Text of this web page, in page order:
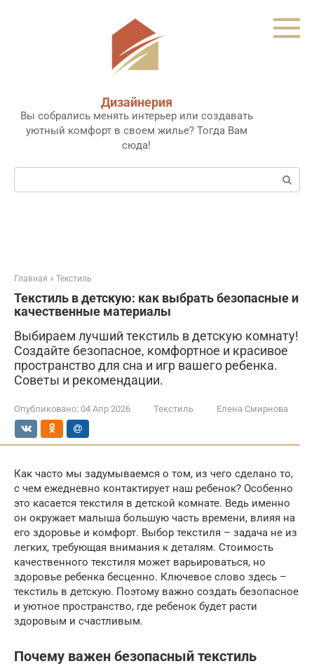
Дизайнерия
Вы собрались менять интерьер или создавать
уютный комфорт в своем жилье? Тогда Вам
сюда!
Поиск:
Главная » Текстиль
Текстиль в детскую: как выбрать безопасные и
качественные материалы
Выбираем лучший текстиль в детскую комнату!
Создайте безопасное, комфортное и красивое
пространство для сна и игр вашего ребенка.
Советы и рекомендации.
Опубликовано: 04 Апр 2026 Текстиль Елена Смирнова
Как часто мы задумываемся о том, из чего сделано то,
с чем ежедневно контактирует наш ребенок? Особенно
это касается текстиля в детской комнате. Ведь именно
он окружает малыша большую часть времени, влияя на
его здоровье и комфорт. Выбор текстиля – задача не из
легких, требующая внимания к деталям. Стоимость
качественного текстиля может варьироваться, но
здоровье ребенка бесценно. Ключевое слово здесь –
текстиль в детскую. Поэтому важно создать безопасное
и уютное пространство, где ребенок будет расти
здоровым и счастливым.
Почему важен безопасный текстиль